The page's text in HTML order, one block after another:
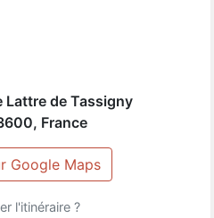
Lattre de Tassigny
, France
Google Maps
l'itinéraire ?